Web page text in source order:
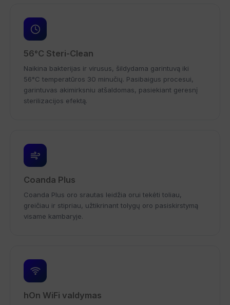
56°C Steri-Clean
Naikina bakterijas ir virusus, šildydama garintuvą iki
56°C temperatūros 30 minučių. Pasibaigus procesui,
garintuvas akimirksniu atšaldomas, pasiekiant geresnį
sterilizacijos efektą.
Coanda Plus
Coanda Plus oro srautas leidžia orui tekėti toliau,
greičiau ir stipriau, užtikrinant tolygų oro pasiskirstymą
visame kambaryje.
hOn WiFi valdymas